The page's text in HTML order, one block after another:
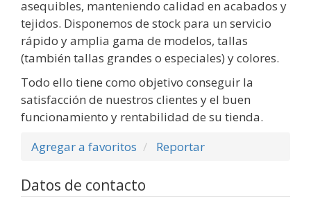
asequibles, manteniendo calidad en acabados y
tejidos. Disponemos de stock para un servicio
rápido y amplia gama de modelos, tallas
(también tallas grandes o especiales) y colores.
Todo ello tiene como objetivo conseguir la
satisfacción de nuestros clientes y el buen
funcionamiento y rentabilidad de su tienda.
Agregar a favoritos
Reportar
Datos de contacto